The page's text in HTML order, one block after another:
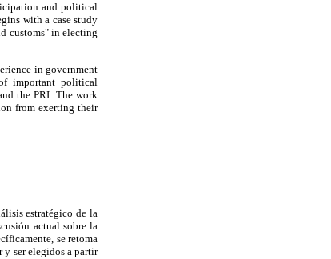
and political
with a case study
customs" in electing
in government
important political
the PRI. The work
from exerting their
estratégico de la
actual sobre la
se retoma
y ser elegidos a partir